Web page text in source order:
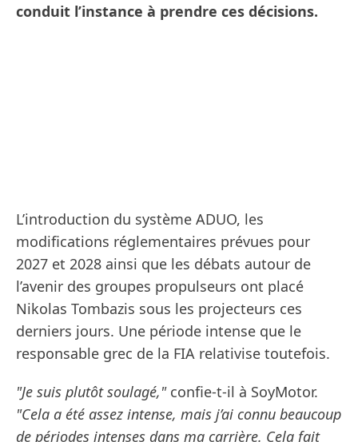
conduit l’instance à prendre ces décisions.
L’introduction du système ADUO, les
modifications réglementaires prévues pour
2027 et 2028 ainsi que les débats autour de
l’avenir des groupes propulseurs ont placé
Nikolas Tombazis sous les projecteurs ces
derniers jours. Une période intense que le
responsable grec de la FIA relativise toutefois.
"Je suis plutôt soulagé,"confie-t-il à SoyMotor.
"Cela a été assez intense, mais j’ai connu beaucoup
de périodes intenses dans ma carrière. Cela fait